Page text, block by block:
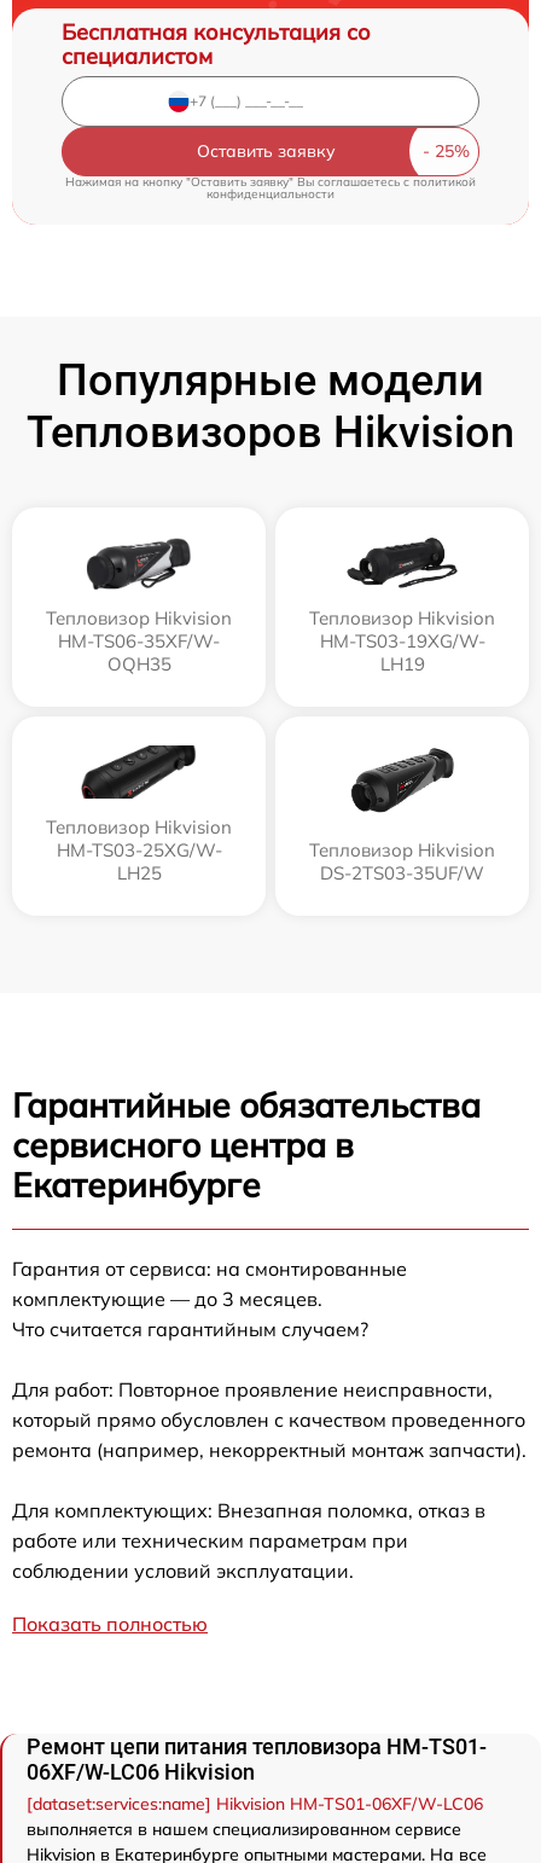
Бесплатная консультация со
специалистом
Оставить заявку
Нажимая на кнопку "Оставить заявку" Вы соглашаетесь cполитикой
конфиденциальности
Популярные модели
Тепловизоров Hikvision
Тепловизор Hikvision
HM-TS06-35XF/W-
OQH35
Тепловизор Hikvision
HM-TS03-19XG/W-
LH19
Тепловизор Hikvision
HM-TS03-25XG/W-
LH25
Тепловизор Hikvision
DS-2TS03-35UF/W
Гарантийные обязательства
сервисного центра в
Екатеринбурге
Гарантия от сервиса: на смонтированные
комплектующие — до 3 месяцев.
Что считается гарантийным случаем?
Для работ: Повторное проявление неисправности,
который прямо обусловлен с качеством проведенного
ремонта (например, некорректный монтаж запчасти).
Для комплектующих: Внезапная поломка, отказ в
работе или техническим параметрам при
соблюдении условий эксплуатации.
Показать полностью
Ремонт цепи питания тепловизора HM-TS01-
06XF/W-LC06 Hikvision
[dataset:services:name] Hikvision HM-TS01-06XF/W-LC06
выполняется в нашем специализированном сервисе
Hikvision в Екатеринбурге опытными мастерами. На все